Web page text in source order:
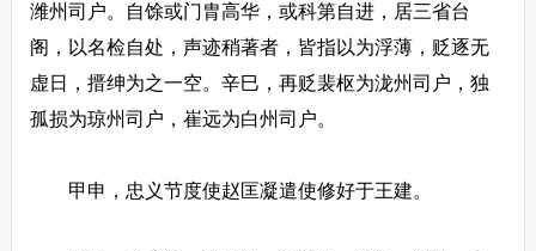
潍州司户。自馀或门胄高华，或科第自进，居三省台
阁，以名检自处，声迹稍著者，皆指以为浮薄，贬逐无
虚日，搢绅为之一空。辛巳，再贬裴枢为泷州司户，独
孤损为琼州司户，崔远为白州司户。
甲申，忠义节度使赵匡凝遣使修好于王建。